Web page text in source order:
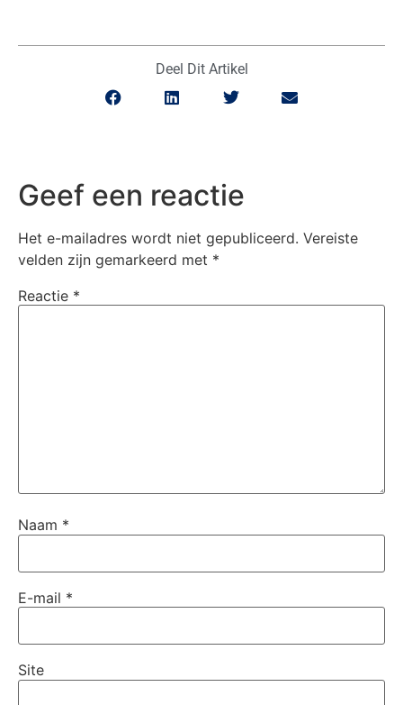
Deel Dit Artikel
Geef een reactie
Het e-mailadres wordt niet gepubliceerd. Vereiste
velden zijn gemarkeerd met *
Reactie *
Naam *
E-mail *
Site